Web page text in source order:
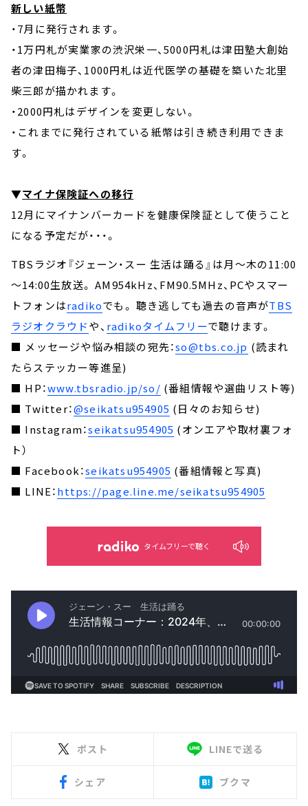
新しい紙幣
・7月に発行されます。
・1万円札が実業家の渋沢栄一、5000円札は津田塾大創始
者の津田梅子、1000円札は近代医学の基礎を築いた北里
柴三郎が描かれます。
・2000円札はデザインを変更しない。
・これまでに発行されている紙幣は引き続き利用できま
す。
▼マイナ保険証への移行
12月にマイナンバーカードを健康保険証として使うこと
になる予定だが・・・。
TBSラジオ『ジェーン・スー 生活は踊る』は月～木の11:00
～14:00生放送。 AM954kHz、FM90.5MHz、PCやスマー
トフォンはradikoでも。 聴き逃しても過去の音声がTBS
ラジオクラウドや、 radikoタイムフリーで聴けます。
■ メッセージや悩み相談の宛先：so@tbs.co.jp (読まれ
たらステッカー等進呈)
■ HP：www.tbsradio.jp/so/ (番組情報や選曲リスト等)
■ Twitter：@seikatsu954905 (日々のお知らせ)
■ Instagram：seikatsu954905 (オンエアや取材裏フォ
ト）
■ Facebook：seikatsu954905 (番組情報と写真)
■ LINE：https://page.line.me/seikatsu954905
タイムフリーで聴く
ポスト LINEで送る
シェア ブクマ